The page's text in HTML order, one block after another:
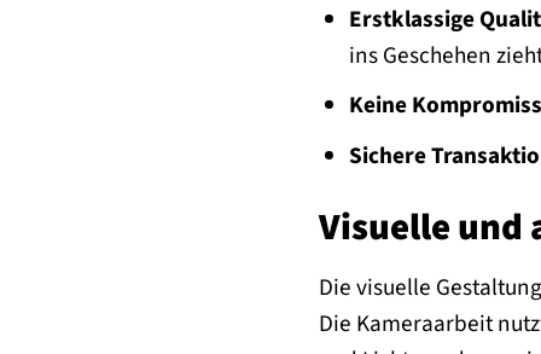
Erstklassige
ins Geschehen
Keine
Sichere
Visuelle und
Die visuelle
Die Kameraarbeit